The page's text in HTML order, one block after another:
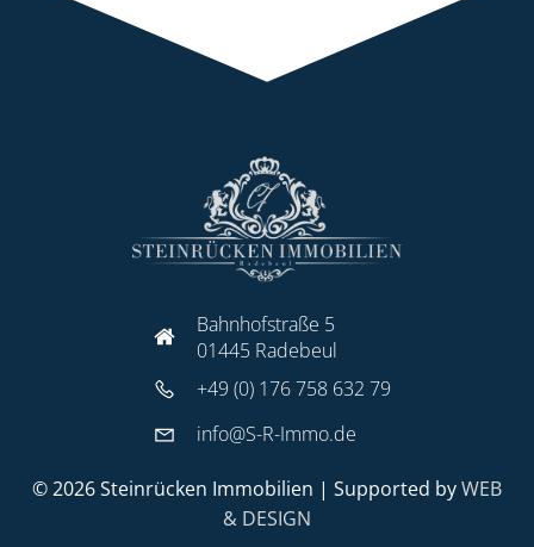
Bahnhofstraße 5
01445 Radebeul
+49 (0) 176 758 632 79
info@S-R-Immo.de
© 2026 Steinrücken Immobilien | Supported byWEB
& DESIGN